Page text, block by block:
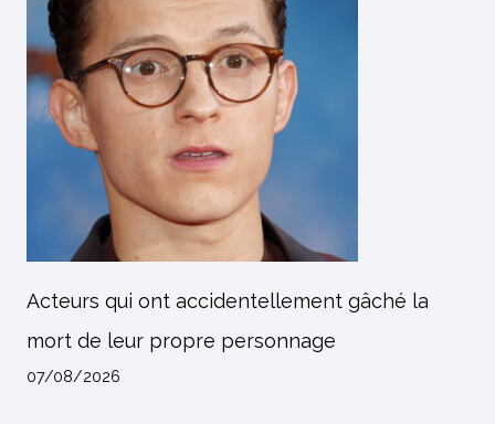
Acteurs qui ont accidentellement gâché la
mort de leur propre personnage
07/08/2026